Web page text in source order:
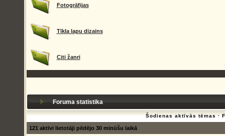
Fotogrāfijas
Tīkla lapu dizains
Citi žanri
Foruma statistika
Šodienas aktīvās tēmas·
121 aktīvi lietotāji pēdējo 30 minūšu laikā